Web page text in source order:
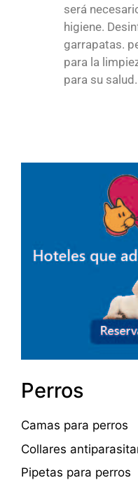
será
higiene.
garrapatas.
para la
para su salud.
Perros
Camas para perros
Collares
Pipetas para perros